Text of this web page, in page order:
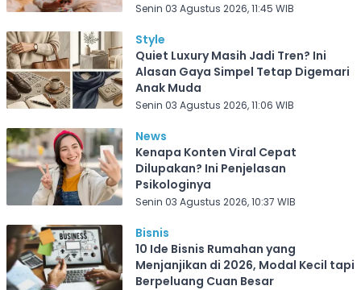
Senin 03 Agustus 2026, 11:45 WIB
Style
Quiet Luxury Masih Jadi Tren? Ini
Alasan Gaya Simpel Tetap Digemari
Anak Muda
Senin 03 Agustus 2026, 11:06 WIB
News
Kenapa Konten Viral Cepat
Dilupakan? Ini Penjelasan
Psikologinya
Senin 03 Agustus 2026, 10:37 WIB
Bisnis
10 Ide Bisnis Rumahan yang
Menjanjikan di 2026, Modal Kecil tapi
Berpeluang Cuan Besar